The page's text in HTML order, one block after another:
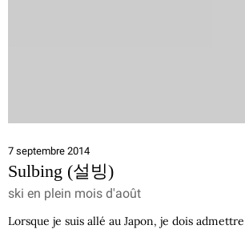
7 septembre 2014
Sulbing (설빙)
ski en plein mois d'août
Lorsque je suis allé au Japon, je dois